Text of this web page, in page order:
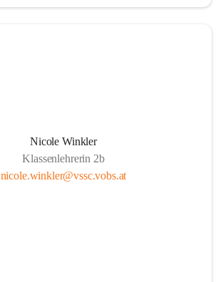
Nicole Winkler
Klassenlehrerin 2b
nicole.winkler@vssc.vobs.at